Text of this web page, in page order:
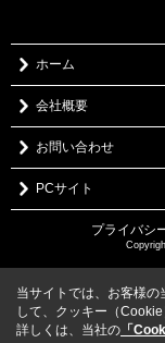
ホーム
会社概要
お問い合わせ
PCサイト
プライバシ
当サイトでは、お客様の
して、クッキー（Cookie
詳しくは、当社の 「